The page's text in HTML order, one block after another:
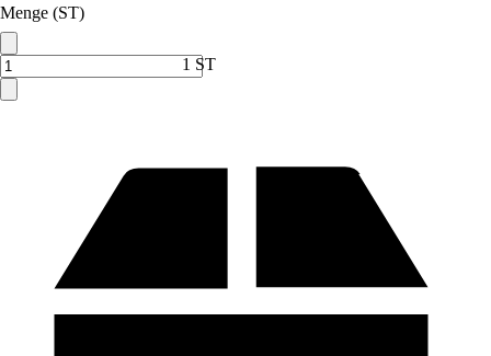
Menge (ST)
1 ST